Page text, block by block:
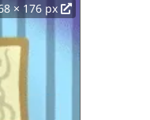
× 176 px